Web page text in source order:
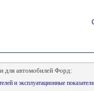
для автомобилей Форд:
и эксплуатационные